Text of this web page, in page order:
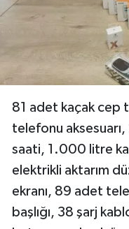
81 adet kaçak cep
telefonu
saati, 1.000 litre
elektrikli aktarım
ekranı, 89 adet
başlığı, 38 şarj